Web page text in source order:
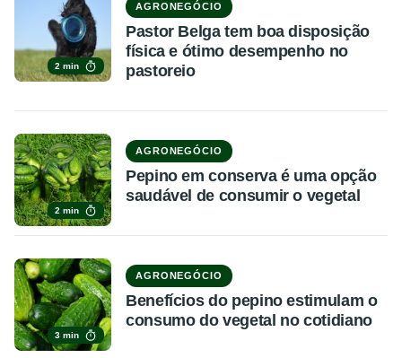
2 min
AGRONEGÓCIO
Pastor Belga tem boa disposição
física e ótimo desempenho no
pastoreio
2 min
AGRONEGÓCIO
Pepino em conserva é uma opção
saudável de consumir o vegetal
3 min
AGRONEGÓCIO
Benefícios do pepino estimulam o
consumo do vegetal no cotidiano